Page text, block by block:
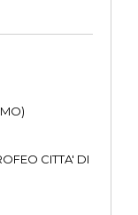
CITTA' DI